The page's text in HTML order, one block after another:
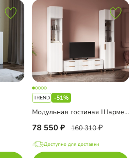
-51%
Модульная гостиная Шармель
78 550 160 310
Доступно для доставки